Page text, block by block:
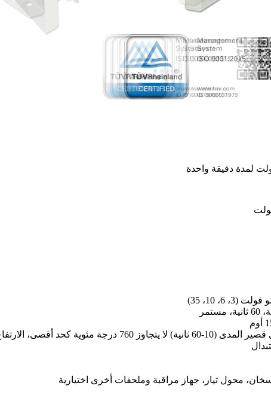
الحراري المستمر يصل إلى 385 درجة مئوية
محول تيار، جهاز مراقبة وملحقات أخرى اختيارية